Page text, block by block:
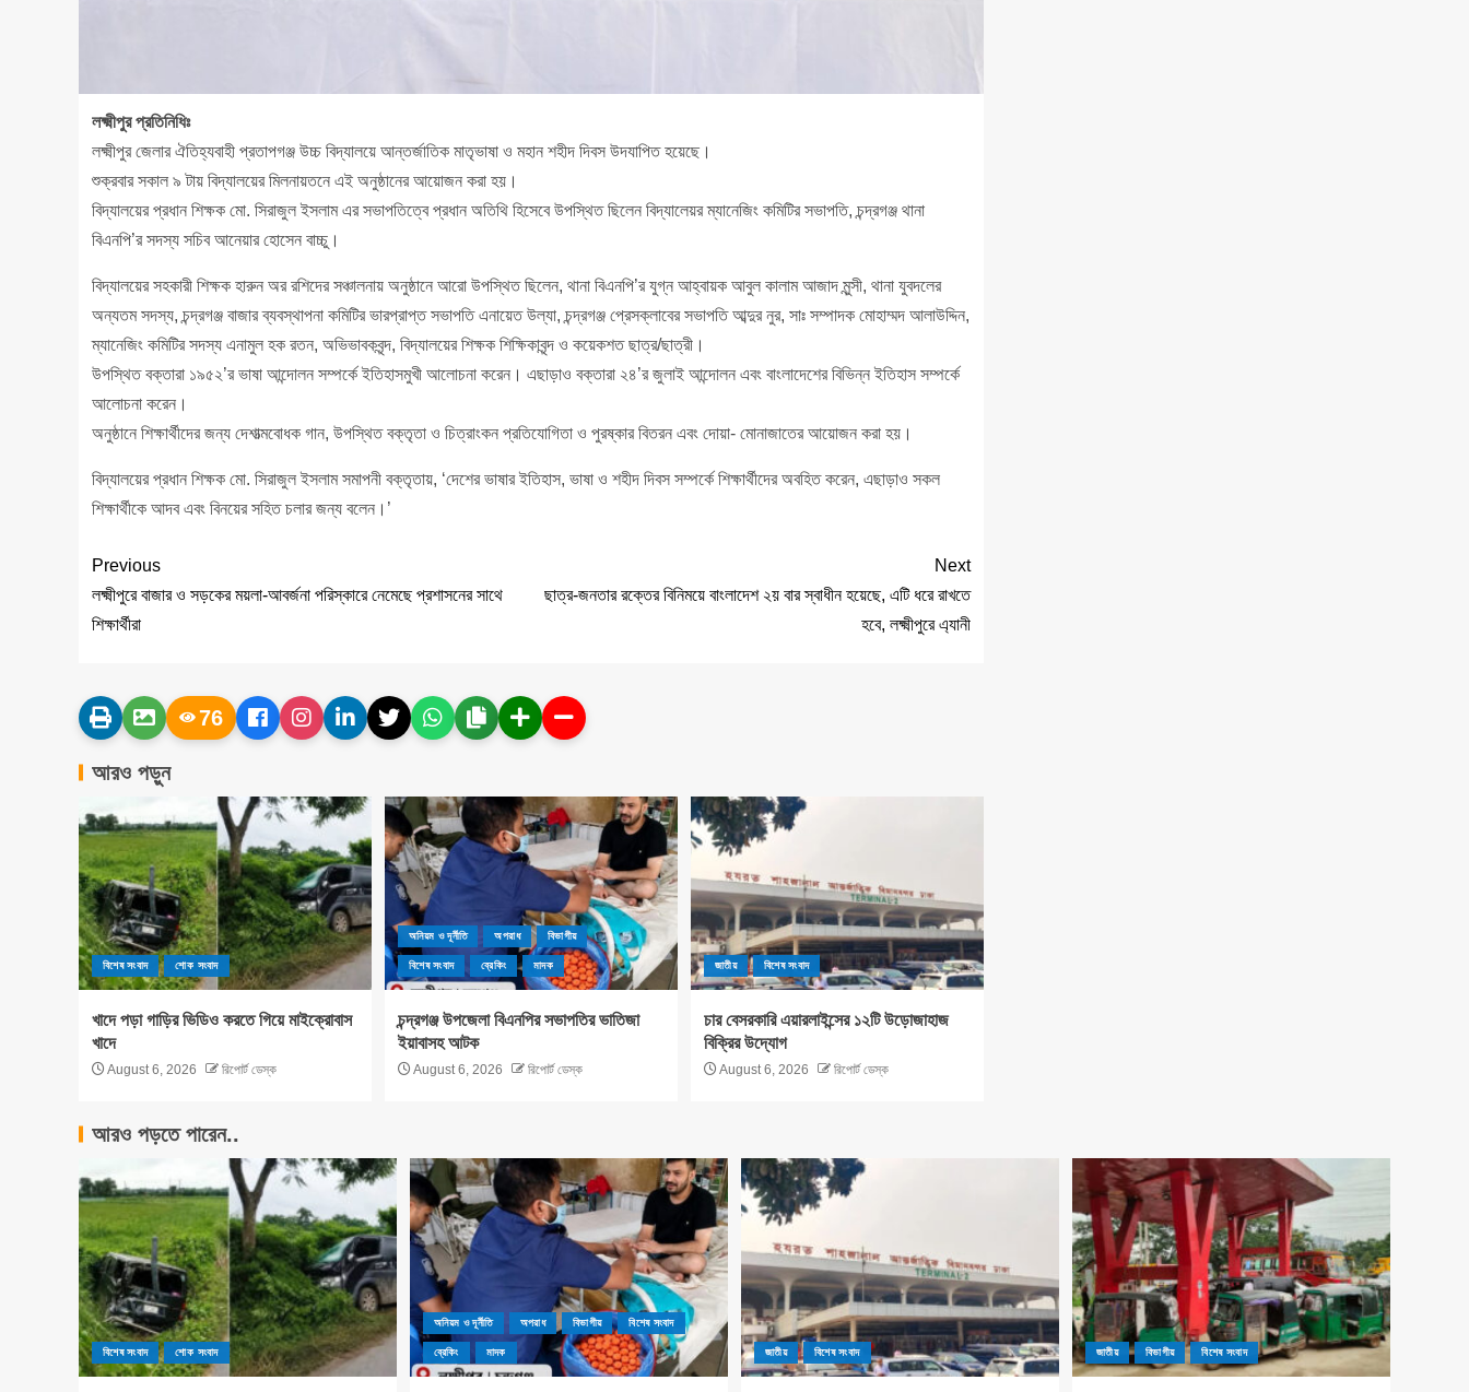
লক্ষ্মীপুর প্রতিনিধিঃ
লক্ষ্মীপুর জেলার ঐতিহ্যবাহী প্রতাপগঞ্জ উচ্চ বিদ্যালয়ে আন্তর্জাতিক মাতৃভাষা ও মহান শহীদ দিবস উদযাপিত হয়েছে।
শুক্রবার সকাল ৯ টায় বিদ্যালয়ের মিলনায়তনে এই অনুষ্ঠানের আয়োজন করা হয়।
বিদ্যালয়ের প্রধান শিক্ষক মো. সিরাজুল ইসলাম এর সভাপতিত্বে প্রধান অতিথি হিসেবে উপস্থিত ছিলেন বিদ্যালেয়র ম্যানেজিং কমিটির সভাপতি, চন্দ্রগঞ্জ থানা
বিএনপি’র সদস্য সচিব আনেয়ার হোসেন বাচ্চু।
বিদ্যালয়ের সহকারী শিক্ষক হারুন অর রশিদের সঞ্চালনায় অনুষ্ঠানে আরো উপস্থিত ছিলেন, থানা বিএনপি’র যুগ্ন আহ্বায়ক আবুল কালাম আজাদ মুন্সী, থানা যুবদলের
অন্যতম সদস্য, চন্দ্রগঞ্জ বাজার ব্যবস্থাপনা কমিটির ভারপ্রাপ্ত সভাপতি এনায়েত উল্যা, চন্দ্রগঞ্জ প্রেসক্লাবের সভাপতি আব্দুর নুর, সাঃ সম্পাদক মোহাম্মদ আলাউদ্দিন,
ম্যানেজিং কমিটির সদস্য এনামুল হক রতন, অভিভাবকবৃন্দ, বিদ্যালয়ের শিক্ষক শিক্ষিকাবৃন্দ ও কয়েকশত ছাত্র/ছাত্রী।
উপস্থিত বক্তারা ১৯৫২’র ভাষা আন্দোলন সম্পর্কে ইতিহাসমুখী আলোচনা করেন। এছাড়াও বক্তারা ২৪’র জুলাই আন্দোলন এবং বাংলাদেশের বিভিন্ন ইতিহাস সম্পর্কে
আলোচনা করেন।
অনুষ্ঠানে শিক্ষার্থীদের জন্য দেশাত্মবোধক গান, উপস্থিত বক্তৃতা ও চিত্রাংকন প্রতিযোগিতা ও পুরষ্কার বিতরন এবং দোয়া- মোনাজাতের আয়োজন করা হয়।
বিদ্যালয়ের প্রধান শিক্ষক মো. সিরাজুল ইসলাম সমাপনী বক্তৃতায়, ‘দেশের ভাষার ইতিহাস, ভাষা ও শহীদ দিবস সম্পর্কে শিক্ষার্থীদের অবহিত করেন, এছাড়াও সকল
শিক্ষার্থীকে আদব এবং বিনয়ের সহিত চলার জন্য বলেন।’
Previous
লক্ষ্মীপুরে বাজার ও সড়কের ময়লা-আবর্জনা পরিস্কারে নেমেছে প্রশাসনের সাথে
শিক্ষার্থীরা
Next
ছাত্র-জনতার রক্তের বিনিময়ে বাংলাদেশ ২য় বার স্বাধীন হয়েছে, এটি ধরে রাখতে
হবে, লক্ষ্মীপুরে এ্যানী
76
আরও পড়ুন
বিশেষ সংবাদ শোক সংবাদ
খাদে পড়া গাড়ির ভিডিও করতে গিয়ে মাইক্রোবাস
খাদে
August 6, 2026 রিপোর্ট ডেস্ক
অনিয়ম ও দূর্নীতি অপরাধ বিভাগীয়
বিশেষ সংবাদ ব্রেকিং মাদক
চন্দ্রগঞ্জ উপজেলা বিএনপির সভাপতির ভাতিজা
ইয়াবাসহ আটক
August 6, 2026 রিপোর্ট ডেস্ক
জাতীয় বিশেষ সংবাদ
চার বেসরকারি এয়ারলাইন্সের ১২টি উড়োজাহাজ
বিক্রির উদ্যোগ
August 6, 2026 রিপোর্ট ডেস্ক
আরও পড়তে পারেন..
বিশেষ সংবাদ শোক সংবাদ
অনিয়ম ও দূর্নীতি অপরাধ বিভাগীয় বিশেষ সংবাদ
ব্রেকিং মাদক জাতীয় বিশেষ সংবাদ জাতীয় বিভাগীয় বিশেষ সংবাদ